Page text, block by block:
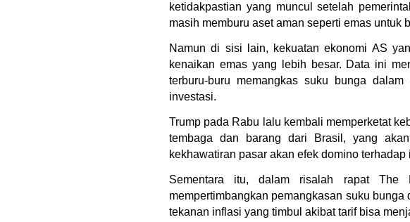
ketidakpastian yang muncul setelah
masih memburu aset aman seperti emas
Namun di sisi lain, kekuatan ekonomi AS
kenaikan emas yang lebih besar. Data ini
terburu-buru memangkas suku bunga
investasi.
Trump pada Rabu lalu kembali memperketat
tembaga dan barang dari Brasil, yang
kekhawatiran pasar akan efek domino
Sementara itu, dalam risalah rapat The
mempertimbangkan pemangkasan suku
tekanan inflasi yang timbul akibat tarif bisa